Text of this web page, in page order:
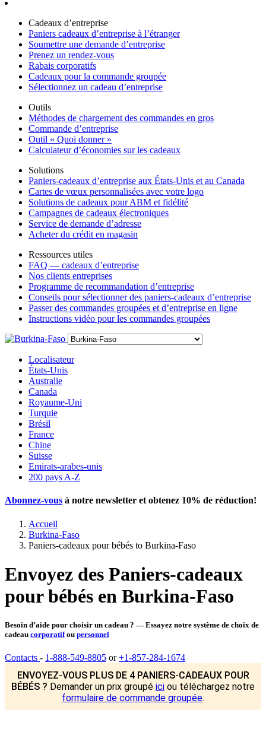
Cadeaux d’entreprise
Paniers cadeaux d’entreprise à l’étranger
Soumettre une demande d’entreprise
Prenez un rendez-vous
Rabais corporatifs
Cadeaux pour la commande groupée
Sélectionnez un cadeau d’entreprise
Outils
Méthodes de chargement des commandes en gros
Commande d’entreprise
Outil « Quoi donner »
Calculateur d’économies sur les cadeaux
Solutions
Paniers-cadeaux d’entreprise aux États-Unis et au Canada
Cartes de vœux personnalisées avec votre logo
Solutions de cadeaux pour ABM et fidélité
Campagnes de cadeaux électroniques
Service de demande d’adresse
Acheter du crédit en magasin
Ressources utiles
FAQ — cadeaux d’entreprise
Nos clients entreprises
Programme de recommandation d’entreprise
Conseils pour sélectionner des paniers-cadeaux d’entreprise
Passer des commandes groupées et d’entreprise en ligne
Instructions vidéo pour les commandes groupées
Localisateur
États-Unis
Australie
Canada
Royaume-Uni
Turquie
Brésil
France
Chine
Suisse
Emirats-arabes-unis
200 pays A-Z
Abonnez-vous à notre newsletter et obtenez 10% de réduction!
Accueil
Burkina-Faso
Paniers-cadeaux pour bébés to Burkina-Faso
Envoyez des Paniers-cadeaux
pour bébés en Burkina-Faso
Besoin d’aide pour choisir un cadeau ? — Essayez notre système de choix de
cadeau corporatifou personnel
Contacts - 1-888-549-8805 or+1-857-284-1674
ENVOYEZ-VOUS PLUS DE 4 PANIERS-CADEAUX POUR
BÉBÉS ? Demander un prix groupé ici ou téléchargez notre
formulaire de commande groupée.